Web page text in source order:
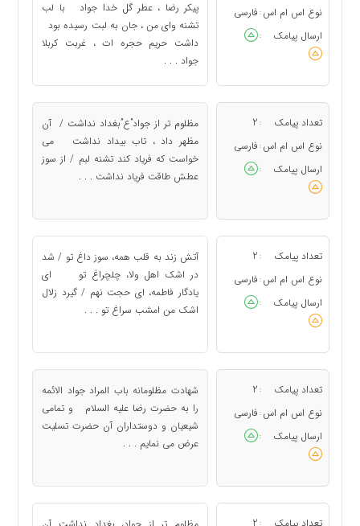
نوع اس ام اس : فارسی
ارسال پیامک
:
پیکر رضا ، عطر گل خدا جواد با لب
تشنه وای من ، جان به لبت رسیده بود
داشت حریم حجره ات ، غربت کربلا
جواد . . .
تعداد پیامک :
2
نوع اس ام اس : فارسی
ارسال پیامک
:
مظلوم تر از جواد”ع”بغداد نداشت / آن
مظهر داد ، تاب بیداد نداشت می
خواست که فریاد کند تشنه لبم / از سوز
عطش طاقت فریاد نداشت . . .
تعداد پیامک :
2
نوع اس ام اس : فارسی
ارسال پیامک
:
آتش زند به قلب همه، سوز داغ تو / شد
در اشک اهل ولا، چلچراغ تو اى
یادگار فاطمه، اى حجت نهم / گیرد زلال
اشک من امشب سراغ تو . . .
تعداد پیامک :
2
نوع اس ام اس : فارسی
ارسال پیامک
:
شهادت مظلومانه باب المراد جواد الائمه
را به حضرت رضا علیه السلام و تمامی
شیعیان و دوستداران آن حضرت تسلیت
عرض می نمایم . . .
: